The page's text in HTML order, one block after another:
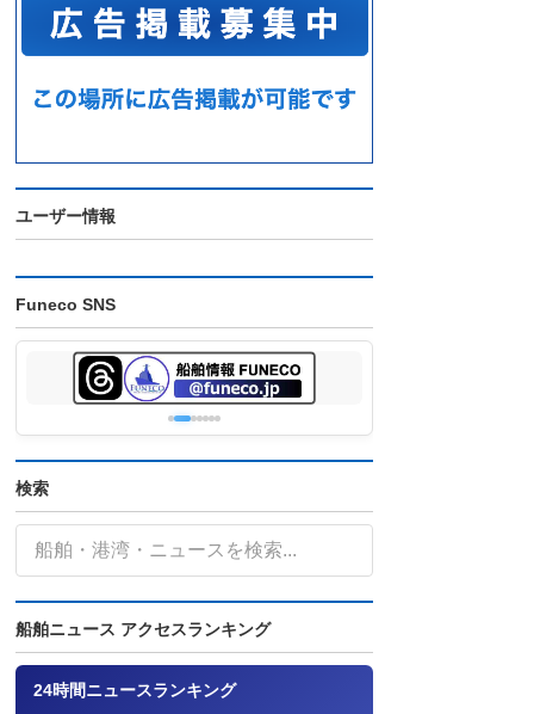
ユーザー情報
Funeco SNS
検索
船舶ニュース アクセスランキング
24時間ニュースランキング